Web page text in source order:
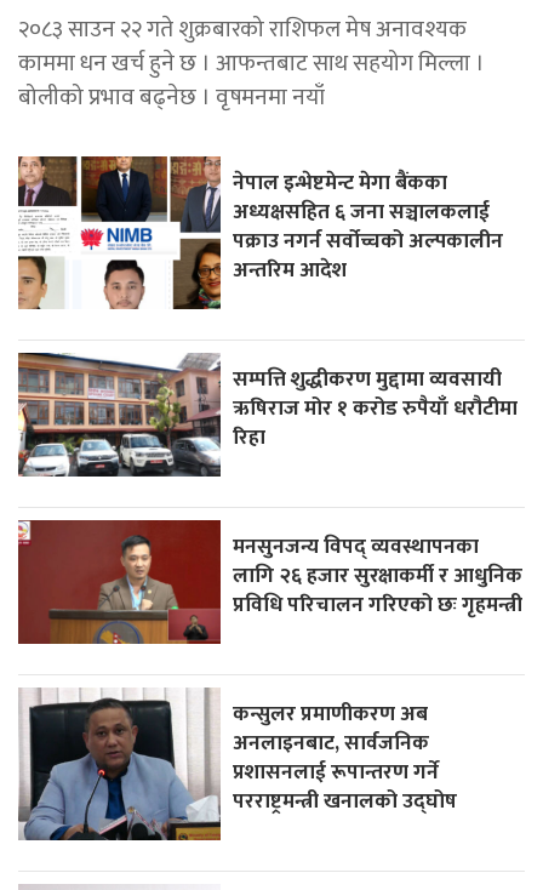
२०८३ साउन २२ गते शुक्रबारको राशिफल मेष अनावश्यक
काममा धन खर्च हुने छ । आफन्तबाट साथ सहयोग मिल्ला ।
बोलीको प्रभाव बढ्नेछ । वृषमनमा नयाँ
नेपाल इन्भेष्टमेन्ट मेगा बैंकका
अध्यक्षसहित ६ जना सञ्चालकलाई
पक्राउ नगर्न सर्वोच्चको अल्पकालीन
अन्तरिम आदेश
सम्पत्ति शुद्धीकरण मुद्दामा व्यवसायी
ऋषिराज मोर १ करोड रुपैयाँ धरौटीमा
रिहा
मनसुनजन्य विपद् व्यवस्थापनका
लागि २६ हजार सुरक्षाकर्मी र आधुनिक
प्रविधि परिचालन गरिएको छः गृहमन्त्री
कन्सुलर प्रमाणीकरण अब
अनलाइनबाट, सार्वजनिक
प्रशासनलाई रूपान्तरण गर्ने
परराष्ट्रमन्त्री खनालको उद्घोष